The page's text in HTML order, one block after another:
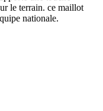
le terrain. ce maillot
nationale.